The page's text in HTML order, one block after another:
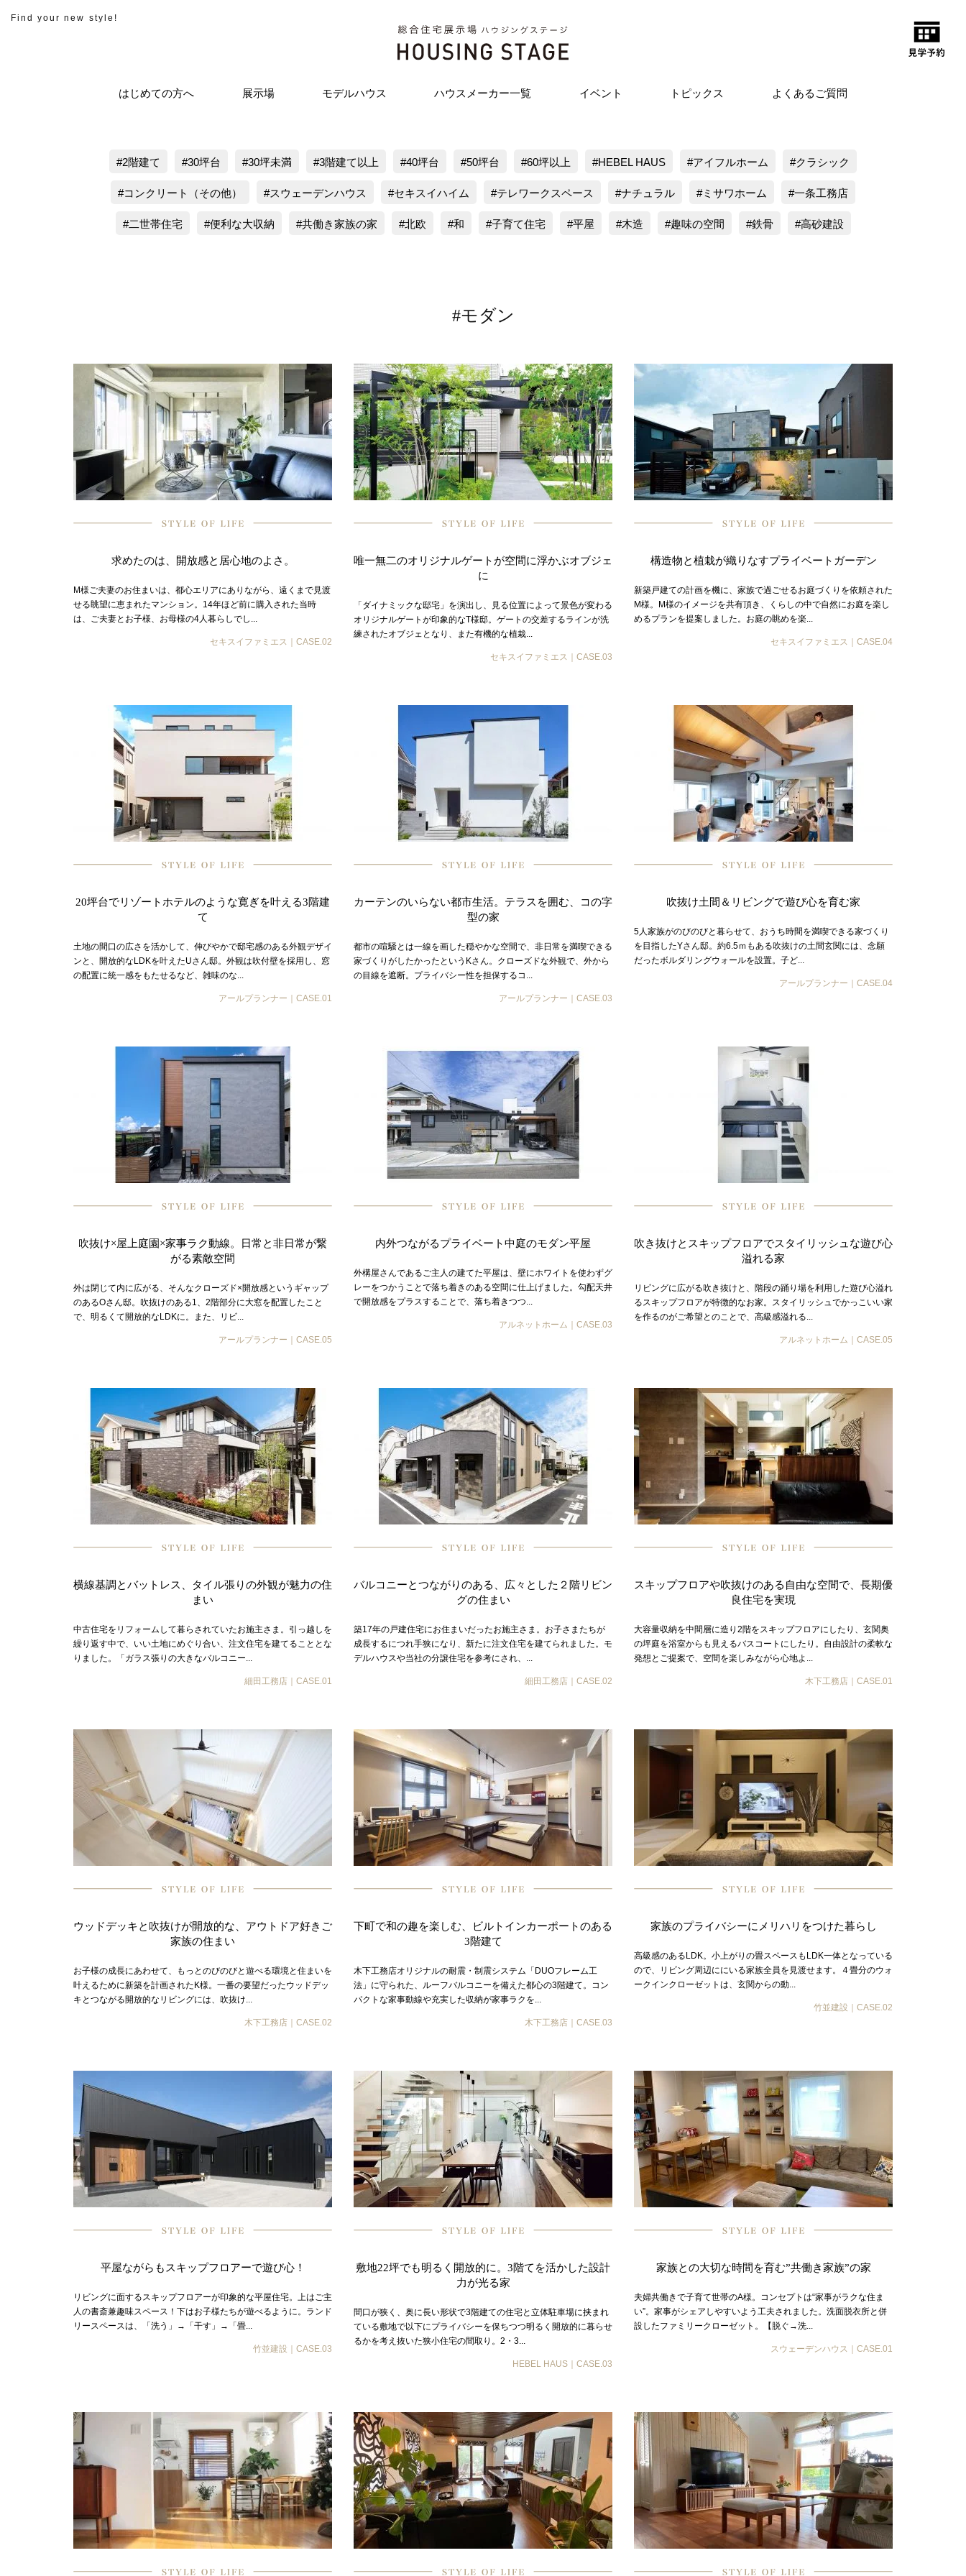
Find your new style!
はじめての方へ 展示場 モデルハウス ハウスメーカー一覧 イベント トピックス よくあるご質問
2階建て 30坪台 30坪未満 3階建て以上 40坪台 50坪台 60坪以上 HEBEL HAUS アイフルホーム クラシック
コンクリート（その他） スウェーデンハウス セキスイハイム テレワークスペース ナチュラル ミサワホーム 一条工務店
二世帯住宅 便利な大収納 共働き家族の家 北欧 和 子育て住宅 平屋 木造 趣味の空間 鉄骨 高砂建設
#モダン
求めたのは、開放感と居心地のよさ。
M様ご夫妻のお住まいは、都心エリアにありながら、遠くまで見渡
せる眺望に恵まれたマンション。14年ほど前に購入された当時
は、ご夫妻とお子様、お母様の4人暮らしでし...
セキスイファミエス｜CASE.02
唯一無二のオリジナルゲートが空間に浮かぶオブジェ
に
「ダイナミックな邸宅」を演出し、見る位置によって景色が変わる
オリジナルゲートが印象的なT様邸。ゲートの交差するラインが洗
練されたオブジェとなり、また有機的な植栽...
セキスイファミエス｜CASE.03
構造物と植栽が織りなすプライベートガーデン
新築戸建ての計画を機に、家族で過ごせるお庭づくりを依頼された
M様。M様のイメージを共有頂き、くらしの中で自然にお庭を楽し
めるプランを提案しました。お庭の眺めを楽...
セキスイファミエス｜CASE.04
20坪台でリゾートホテルのような寛ぎを叶える3階建
て
土地の間口の広さを活かして、伸びやかで邸宅感のある外観デザイ
ンと、開放的なLDKを叶えたUさん邸。外観は吹付壁を採用し、窓
の配置に統一感をもたせるなど、雑味のな...
アールプランナー｜CASE.01
カーテンのいらない都市生活。テラスを囲む、コの字
型の家
都市の喧騒とは一線を画した穏やかな空間で、非日常を満喫できる
家づくりがしたかったというKさん。クローズドな外観で、外から
の目線を遮断。プライバシー性を担保するコ...
アールプランナー｜CASE.03
吹抜け土間＆リビングで遊び心を育む家
5人家族がのびのびと暮らせて、おうち時間を満喫できる家づくり
を目指したYさん邸。約6.5ｍもある吹抜けの土間玄関には、念願
だったボルダリングウォールを設置。子ど...
アールプランナー｜CASE.04
吹抜け×屋上庭園×家事ラク動線。日常と非日常が繋
がる素敵空間
外は閉じて内に広がる、そんなクローズド×開放感というギャップ
のあるOさん邸。吹抜けのある1、2階部分に大窓を配置したこと
で、明るくて開放的なLDKに。また、リビ...
アールプランナー｜CASE.05
内外つながるプライベート中庭のモダン平屋
外構屋さんであるご主人の建てた平屋は、壁にホワイトを使わずグ
レーをつかうことで落ち着きのある空間に仕上げました。勾配天井
で開放感をプラスすることで、落ち着きつつ...
アルネットホーム｜CASE.03
吹き抜けとスキップフロアでスタイリッシュな遊び心
溢れる家
リビングに広がる吹き抜けと、階段の踊り場を利用した遊び心溢れ
るスキップフロアが特徴的なお家。スタイリッシュでかっこいい家
を作るのがご希望とのことで、高級感溢れる...
アルネットホーム｜CASE.05
横線基調とバットレス、タイル張りの外観が魅力の住
まい
中古住宅をリフォームして暮らされていたお施主さま。引っ越しを
繰り返す中で、いい土地にめぐり合い、注文住宅を建てることとな
りました。「ガラス張りの大きなバルコニー...
細田工務店｜CASE.01
バルコニーとつながりのある、広々とした２階リビン
グの住まい
築17年の戸建住宅にお住まいだったお施主さま。お子さまたちが
成長するにつれ手狭になり、新たに注文住宅を建てられました。モ
デルハウスや当社の分譲住宅を参考にされ、...
細田工務店｜CASE.02
スキップフロアや吹抜けのある自由な空間で、長期優
良住宅を実現
大容量収納を中間層に造り2階をスキップフロアにしたり、玄関奥
の坪庭を浴室からも見えるバスコートにしたり。自由設計の柔軟な
発想とご提案で、空間を楽しみながら心地よ...
木下工務店｜CASE.01
ウッドデッキと吹抜けが開放的な、アウトドア好きご
家族の住まい
お子様の成長にあわせて、もっとのびのびと遊べる環境と住まいを
叶えるために新築を計画されたK様。一番の要望だったウッドデッ
キとつながる開放的なリビングには、吹抜け...
木下工務店｜CASE.02
下町で和の趣を楽しむ、ビルトインカーポートのある
3階建て
木下工務店オリジナルの耐震・制震システム「DUOフレーム工
法」に守られた、ルーフバルコニーを備えた都心の3階建て。コン
パクトな家事動線や充実した収納が家事ラクを...
木下工務店｜CASE.03
家族のプライバシーにメリハリをつけた暮らし
高級感のあるLDK。小上がりの畳スペースもLDK一体となっている
ので、リビング周辺ににいる家族全員を見渡せます。４畳分のウォ
ークインクローゼットは、玄関からの動...
竹並建設｜CASE.02
平屋ながらもスキップフロアーで遊び心！
リビングに面するスキップフロアーが印象的な平屋住宅。上はご主
人の書斎兼趣味スペース！下はお子様たちが遊べるように。ランド
リースペースは、「洗う」→「干す」→「畳...
竹並建設｜CASE.03
敷地22坪でも明るく開放的に。3階てを活かした設計
力が光る家
間口が狭く、奥に長い形状で3階建ての住宅と立体駐車場に挟まれ
ている敷地で以下にプライバシーを保ちつつ明るく開放的に暮らせ
るかを考え抜いた狭小住宅の間取り。2・3...
HEBEL HAUS｜CASE.03
家族との大切な時間を育む”共働き家族”の家
夫婦共働きで子育て世帯のA様。コンセプトは“家事がラクな住ま
い”。家事がシェアしやすいよう工夫されました。洗面脱衣所と併
設したファミリークローゼット。【脱ぐ→洗...
スウェーデンハウス｜CASE.01